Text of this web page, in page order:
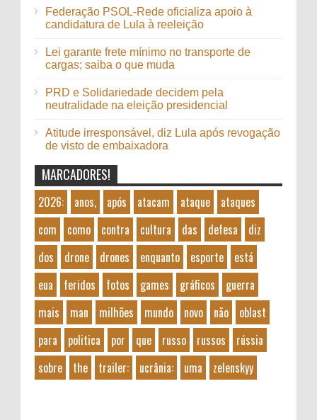
Federação PSOL-Rede oficializa apoio à
candidatura de Lula à reeleição
Lei garante frete mínimo no transporte de
cargas; saiba o que muda
PRD e Solidariedade decidem pela
neutralidade na eleição presidencial
Atitude irresponsável, diz Lula após revogação
de visto de embaixadora
MARCADORES!
2026: anos, após atacam ataque
ataques
com
como contra cultura das defesa
diz
dos
drone drones enquanto esporte
está
eua
feridos fotos games gráficos
guerra
mais
man milhões mundo novo não
oblast
para
politica por que russo russos
rússia
sobre
the trailer: ucrânia: uma zelenskyy